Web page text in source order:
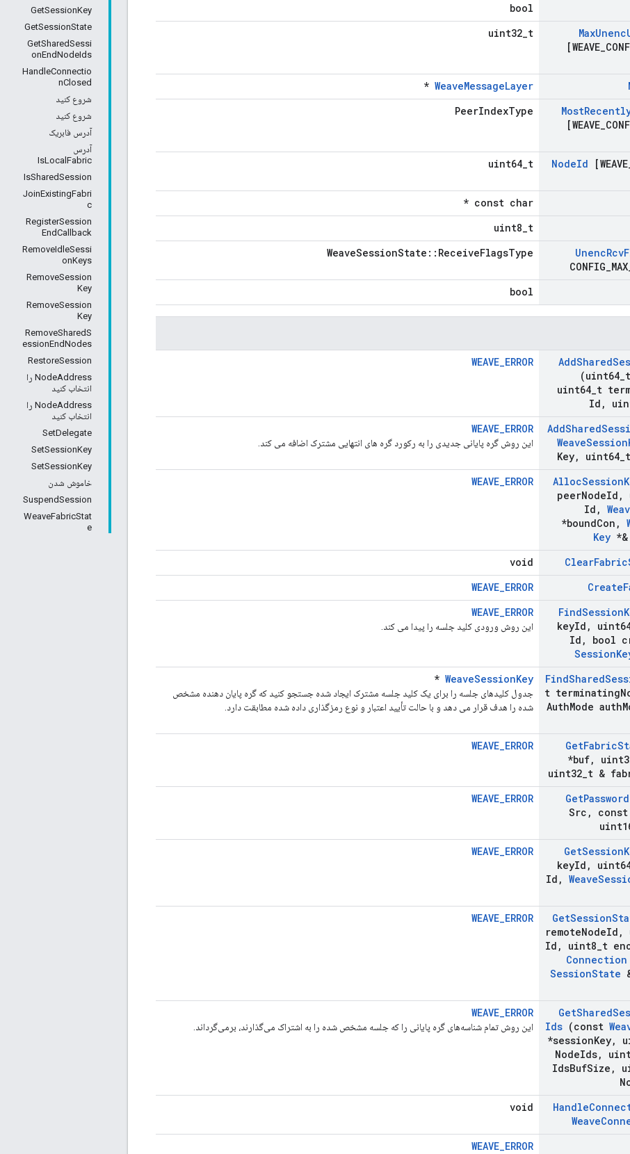
GetSessionKey
GetSessionState
GetSharedSessi
onEndNodeIds
HandleConnectio
nClosed
شروع کنید
شروع کنید
آدرس فابریک
آدرس
IsLocalFabric
IsSharedSession
JoinExistingFabri
c
RegisterSession
EndCallback
RemoveIdleSessi
onKeys
RemoveSession
Key
RemoveSession
Key
RemoveSharedS
essionEndNodes
RestoreSession
NodeAddress را
انتخاب کنید
NodeAddress را
انتخاب کنید
SetDelegate
SetSessionKey
SetSessionKey
خاموش شدن
SuspendSession
WeaveFabricStat
e
bool
MaxUnenc
[WEAVE
uint32_t
WeaveMessageLayer
*
Most
[WEAVE
PeerIndexType
NodeId [WEAVE
uint64_t
const char *
uint8_t
UnencRcv
CONFIG MAX
WeaveSessionState::ReceiveFlagsType
bool
AddShared
(uint64
uint64 t
Id ,
WEAVE_ERROR
AddShared
WeaveSession
Key, uint64
WEAVE_ERROR
این روش گره پایانی جدیدی را به رکورد گره های انتهایی مشترک اضافه می کند.
AllocSession
peerNodeId ,
Id ,
*boundCon ,
Key
WEAVE_ERROR
ClearFabric
void
Create
WEAVE_ERROR
FindSession
keyId ,
Id , bool
Session
WEAVE_ERROR
این روش ورودی کلید جلسه را پیدا می کند.
FindShared
t terminating
AuthMode auth
WeaveSessionKey
*
جدول کلیدهای جلسه را برای یک کلید جلسه مشترک ایجاد شده جستجو کنید که گره پایان دهنده مشخص
شده را هدف قرار می دهد و با حالت تأیید اعتبار و نوع رمزگذاری داده شده مطابقت دارد.
GetFabric
*buf,
uint32 t &
WEAVE_ERROR
GetPassword
Src ,
WEAVE_ERROR
GetSession
keyId ,
Id , Weave
WEAVE_ERROR
GetSession
remoteNodeId ,
Id , uint8 t
Connection
SessionState
WEAVE_ERROR
GetShared
Ids (const
*sessionKey,
NodeIds,
IdsBufSize ,
WEAVE_ERROR
این روش تمام شناسه‌های گره پایانی را که جلسه مشخص شده را به اشتراک می‌گذارند، برمی‌گرداند.
Handle
Weave
void
WEAVE_ERROR